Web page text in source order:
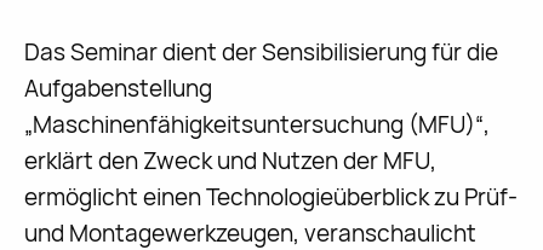
Das Seminar dient der Sensibilisierung für die
Aufgabenstellung
„Maschinenfähigkeitsuntersuchung (MFU)“,
erklärt den Zweck und Nutzen der MFU,
ermöglicht einen Technologieüberblick zu Prüf-
und Montagewerkzeugen, veranschaulicht